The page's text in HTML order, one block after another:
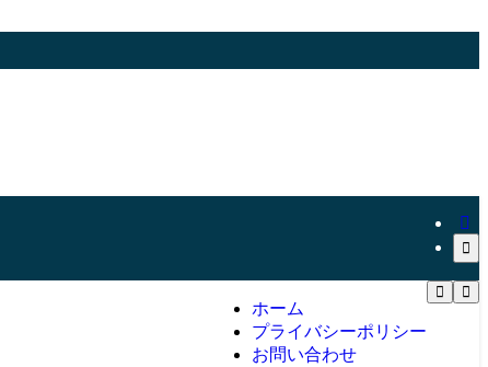
ホーム
プライバシーポリシー
お問い合わせ